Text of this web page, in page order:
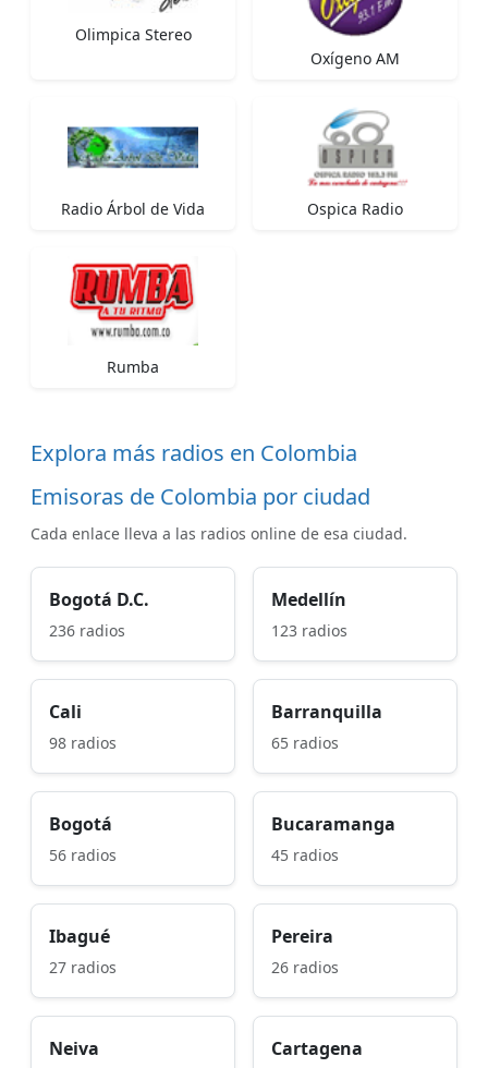
Olimpica Stereo
Oxígeno AM
Radio Árbol de Vida Ospica Radio
Rumba
Explora más radios en Colombia
Emisoras de Colombia por ciudad
Cada enlace lleva a las radios online de esa ciudad.
Bogotá D.C.
236 radios
Medellín
123 radios
Cali
98 radios
Barranquilla
65 radios
Bogotá
56 radios
Bucaramanga
45 radios
Ibagué
27 radios
Pereira
26 radios
Neiva Cartagena